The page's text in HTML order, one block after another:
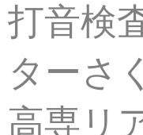
打音検
ターさ
高専リ